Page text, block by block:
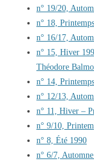
n° 19/20,
n° 18,
n° 16/17,
n° 15, Hiver
Théodore
n° 14,
n° 12/13,
n° 11, Hiver –
n° 9/10,
n° 8, Été 1990
n° 6/7,